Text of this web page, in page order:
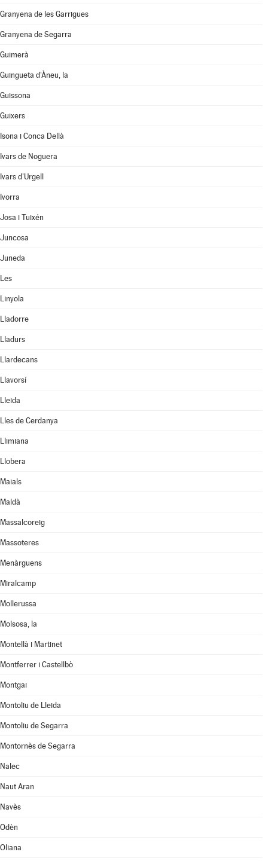
Granyena de les Garrigues
Granyena de Segarra
Guimerà
Guingueta d'Àneu, la
Guissona
Guixers
Isona i Conca Dellà
Ivars de Noguera
Ivars d'Urgell
Ivorra
Josa i Tuixén
Juncosa
Juneda
Les
Linyola
Lladorre
Lladurs
Llardecans
Llavorsí
Lleida
Lles de Cerdanya
Llimiana
Llobera
Maials
Maldà
Massalcoreig
Massoteres
Menàrguens
Miralcamp
Mollerussa
Molsosa, la
Montellà i Martinet
Montferrer i Castellbò
Montgai
Montoliu de Lleida
Montoliu de Segarra
Montornès de Segarra
Nalec
Naut Aran
Navès
Odèn
Oliana